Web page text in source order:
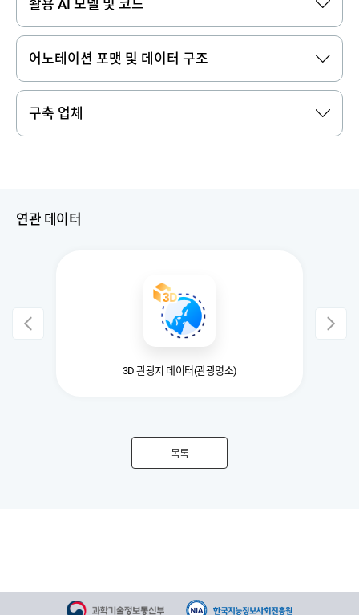
활용 AI 모델 및 코드
어노테이션 포맷 및 데이터 구조
구축 업체
연관 데이터
3D 관광지 데이터(관광명소)
목록